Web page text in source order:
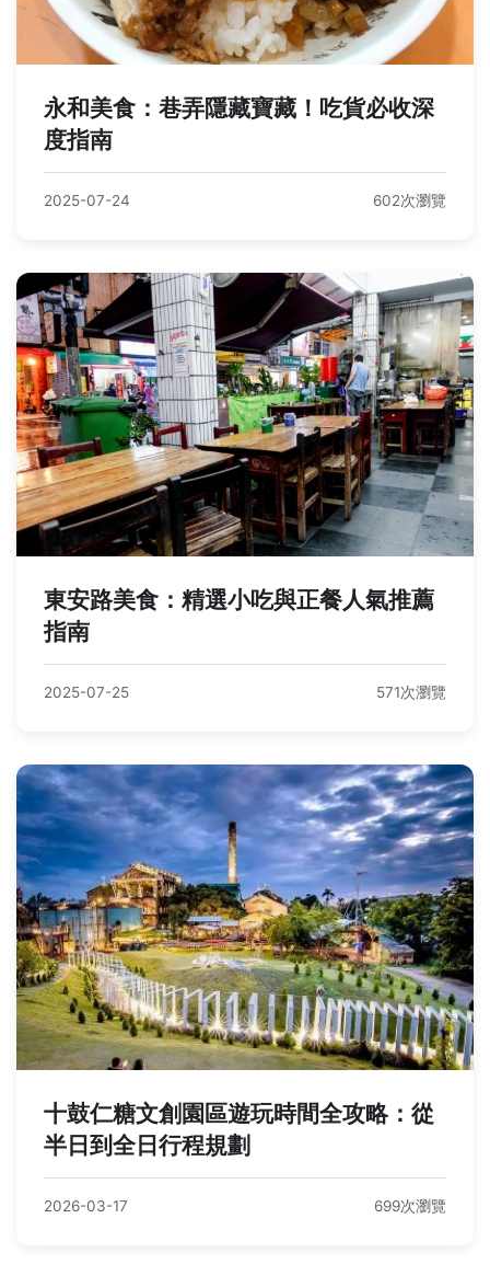
永和美食：巷弄隱藏寶藏！吃貨必收深
度指南
2025-07-24 602次瀏覽
東安路美食：精選小吃與正餐人氣推薦
指南
2025-07-25 571次瀏覽
十鼓仁糖文創園區遊玩時間全攻略：從
半日到全日行程規劃
2026-03-17 699次瀏覽